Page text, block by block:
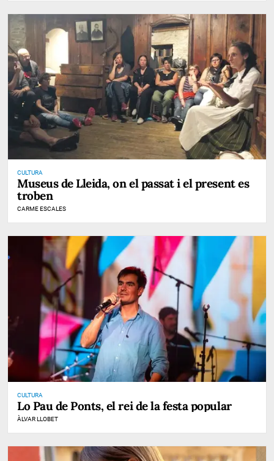
CULTURA
Museus de Lleida, on el passat i el present es
troben
CARME ESCALES
CULTURA
Lo Pau de Ponts, el rei de la festa popular
ÀLVAR LLOBET